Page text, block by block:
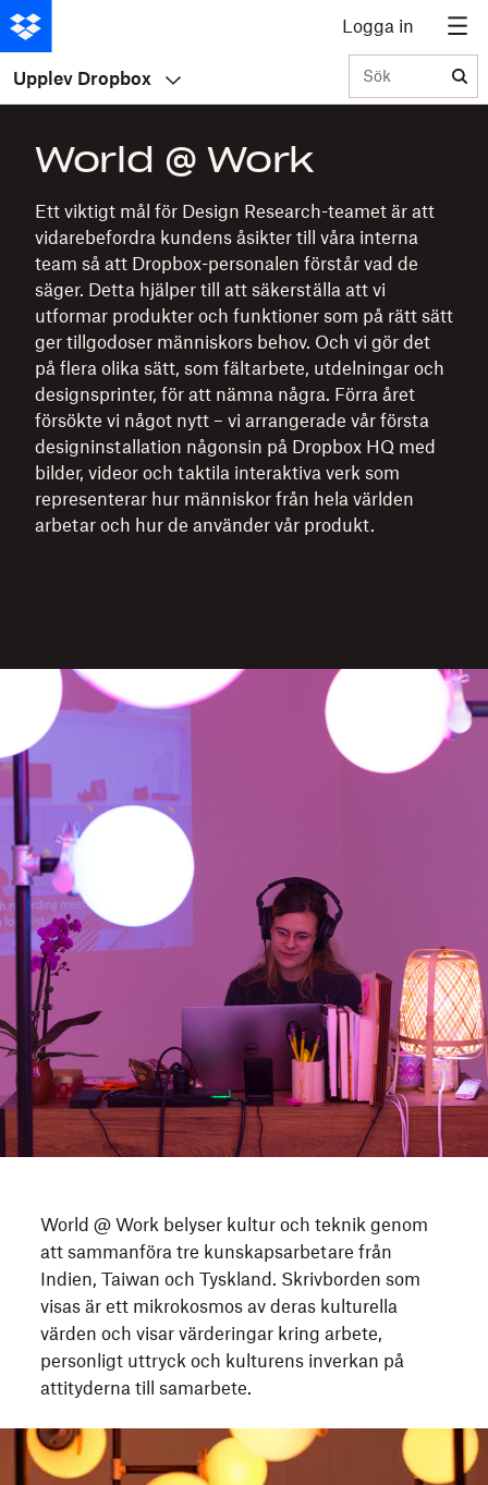
Logga in
Upplev Dropbox Sök
World @ Work
Ett viktigt mål för Design Research-teamet är att
vidarebefordra kundens åsikter till våra interna
team så att Dropbox-personalen förstår vad de
säger. Detta hjälper till att säkerställa att vi
utformar produkter och funktioner som på rätt sätt
ger tillgodoser människors behov. Och vi gör det
på flera olika sätt, som fältarbete, utdelningar och
designsprinter, för att nämna några. Förra året
försökte vi något nytt – vi arrangerade vår första
designinstallation någonsin på Dropbox HQ med
bilder, videor och taktila interaktiva verk som
representerar hur människor från hela världen
arbetar och hur de använder vår produkt.
World @ Work belyser kultur och teknik genom
att sammanföra tre kunskapsarbetare från
Indien, Taiwan och Tyskland. Skrivborden som
visas är ett mikrokosmos av deras kulturella
värden och visar värderingar kring arbete,
personligt uttryck och kulturens inverkan på
attityderna till samarbete.